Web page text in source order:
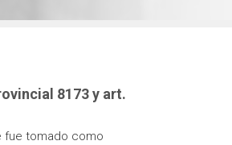
8173 y art.
fue tomado como